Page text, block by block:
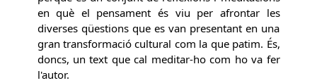
en què el pensament és viu per afrontar les
diverses qüestions que es van presentant en una
gran transformació cultural com la que patim. És,
doncs, un text que cal meditar-ho com ho va fer
l'autor.